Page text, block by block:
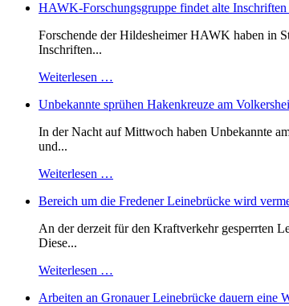
HAWK-Forschungsgruppe findet alte
Forschende der Hildesheimer HAWK haben in
Inschriften...
Weiterlesen …
Unbekannte sprühen Hakenkreuze am
In der Nacht auf Mittwoch haben Unbekannte
und...
Weiterlesen …
Bereich um die Fredener Leinebrücke wird
An der derzeit für den Kraftverkehr gesperrten
Diese...
Weiterlesen …
Arbeiten an Gronauer Leinebrücke dauern eine